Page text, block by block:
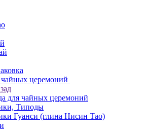
чайных церемоний
для чайных церемоний
Типоды
Гуанси (глина Нисин Тао)